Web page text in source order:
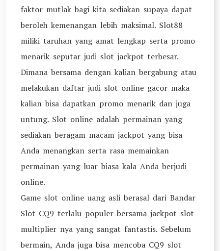
faktor mutlak bagi kita sediakan supaya dapat
beroleh kemenangan lebih maksimal. Slot88
miliki taruhan yang amat lengkap serta promo
menarik seputar judi slot jackpot terbesar.
Dimana bersama dengan kalian bergabung atau
melakukan daftar judi slot online gacor maka
kalian bisa dapatkan promo menarik dan juga
untung. Slot online adalah permainan yang
sediakan beragam macam jackpot yang bisa
Anda menangkan serta rasa memainkan
permainan yang luar biasa kala Anda berjudi
online.
Game slot online uang asli berasal dari Bandar
Slot CQ9 terlalu populer bersama jackpot slot
multiplier nya yang sangat fantastis. Sebelum
bermain, Anda juga bisa mencoba CQ9 slot